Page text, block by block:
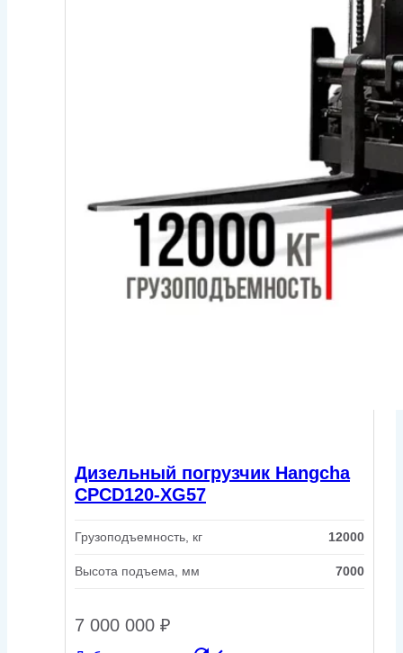
Дизельный погрузчик Hangcha
CPCD120-XG57
Грузоподъемность, кг 12000
Высота подъема, мм 7000
7 000 000 ₽